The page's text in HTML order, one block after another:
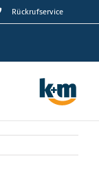
Rückrufservice